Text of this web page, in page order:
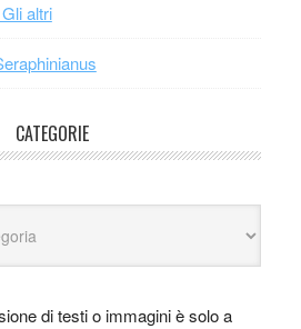
altri
CATEGORIE
di testi o immagini è solo a